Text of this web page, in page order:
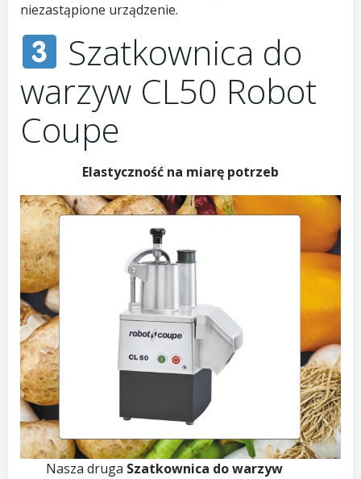
niezastąpione urządzenie.
Szatkownica do
warzyw CL50 Robot
Coupe
Elastyczność na miarę potrzeb
Nasza druga Szatkownica do warzyw